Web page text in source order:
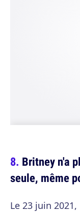
Britney n'a
seule, même
Le 23 juin